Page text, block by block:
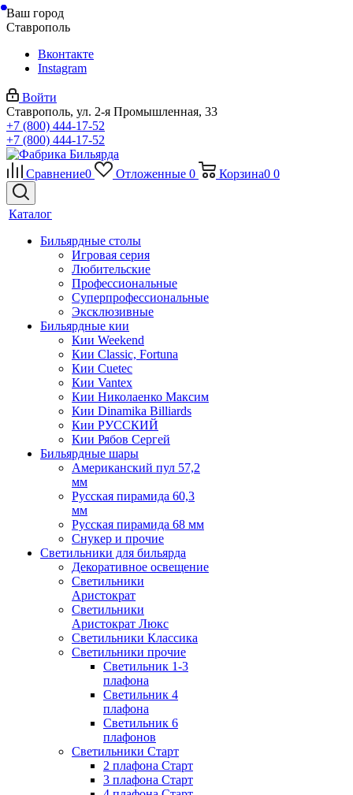
Ваш город
Ставрополь
Вконтакте
Instagram
Войти
Ставрополь, ул. 2-я Промышленная, 33
+7 (800) 444-17-52
+7 (800) 444-17-52
Сравнение0 Отложенные 0 Корзина0 0
Каталог
Бильярдные столы
Игровая серия
Любительские
Профессиональные
Суперпрофессиональные
Эксклюзивные
Бильярдные кии
Кии Weekend
Кии Classic, Fortuna
Кии Cuetec
Кии Vantex
Кии Николаенко Максим
Кии Dinamika Billiards
Кии РУССКИЙ
Кии Рябов Сергей
Бильярдные шары
Американский пул 57,2
мм
Русская пирамида 60,3
мм
Русская пирамида 68 мм
Снукер и прочие
Светильники для бильярда
Декоративное освещение
Светильники
Аристократ
Светильники
Аристократ Люкс
Светильники Классика
Светильники прочие
Светильник 1-3
плафона
Светильник 4
плафона
Светильник 6
плафонов
Светильники Старт
2 плафона Старт
3 плафона Старт